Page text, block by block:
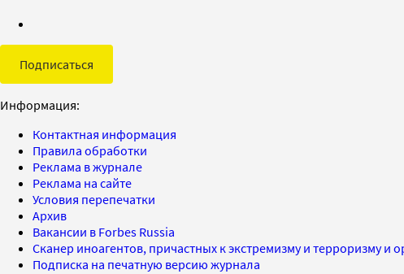
Подписаться
Информация:
Контактная информация
Правила обработки
Реклама в журнале
Реклама на сайте
Условия перепечатки
Архив
Вакансии в Forbes Russia
Сканер иноагентов, причастных к экстремизму и терроризму
Подписка на печатную версию журнала